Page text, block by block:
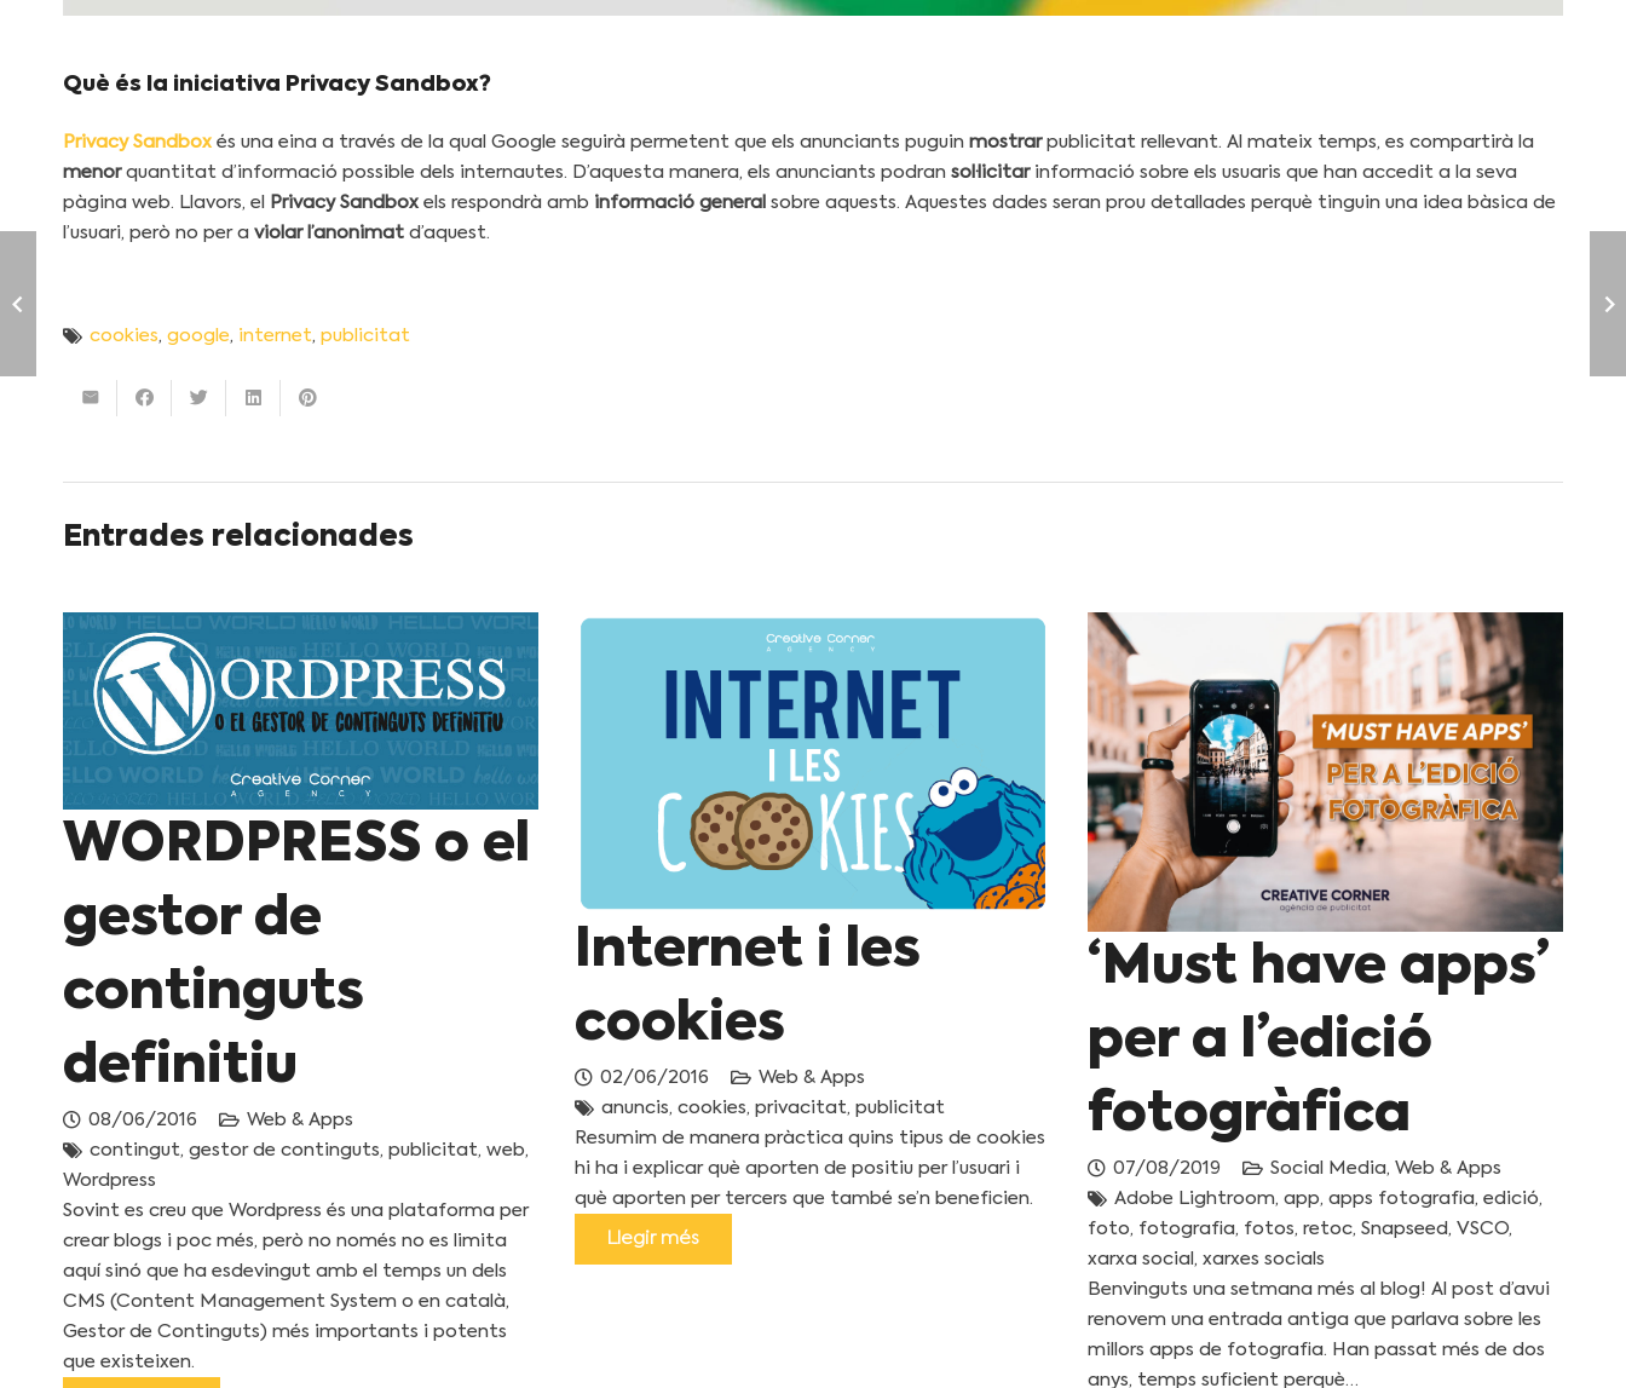
Què és la iniciativa Privacy Sandbox?
Privacy Sandbox és una eina a través de la qual Google seguirà permetent que els anunciants puguin mostrarpublicitat rellevant. Al mateix temps, es compartirà la
menorquantitat d’informació possible dels internautes. D’aquesta manera, els anunciants podran sol·licitarinformació sobre els usuaris que han accedit a la seva
pàgina web. Llavors, el
Privacy Sandbox els respondrà amb informació general sobre aquests. Aquestes dades seran prou detallades perquè tinguin una idea bàsica de
l’usuari, però no per a violar l’anonimat d’aquest.
cookies, google, internet, publicitat
Entrades relacionades
WORDPRESS o el
gestor de
continguts
definitiu
08/06/2016
Web & Apps
contingut, gestor de continguts, publicitat, web,
Wordpress
Sovint es creu que Wordpress és una plataforma per
crear blogs i poc més, però no només no es limita
aquí sinó que ha esdevingut amb el temps un dels
CMS (Content Management System o en català,
Gestor de Continguts) més importants i potents
que existeixen.
Internet i les
cookies
02/06/2016
Web & Apps
anuncis,cookies,privacitat,publicitat
Resumim de manera pràctica quins tipus de cookies
hi ha i explicar què aporten de positiu per l’usuari i
què aporten per tercers que també se’n beneficien.
Llegir més
‘Must have apps’
per a l’edició
fotogràfica
07/08/2019 Social Media, Web & Apps
Adobe Lightroom, app, apps fotografia, edició,
foto, fotografia, fotos, retoc, Snapseed , VSCO,
xarxa social , xarxes socials
Benvinguts una setmana més al blog! Al post d’avui
renovem una entrada antiga que parlava sobre les
millors apps de fotografia. Han passat més de dos
anys, temps suficient perquè…